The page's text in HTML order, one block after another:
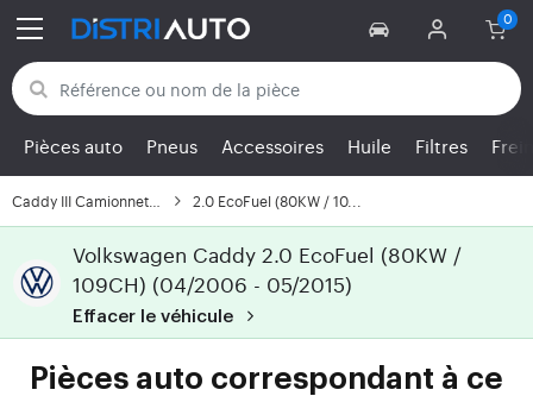
Retour aux catégories
Pièces auto Pneus Accessoires Huile Filtres
2.0 EcoFuel (80KW / 10...
Volkswagen Caddy 2.0 EcoFuel (80KW /
109CH) (04/2006 - 05/2015)
Effacer le véhicule
Pièces auto correspondant à ce